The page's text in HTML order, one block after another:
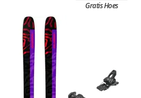
Gratis Hoes